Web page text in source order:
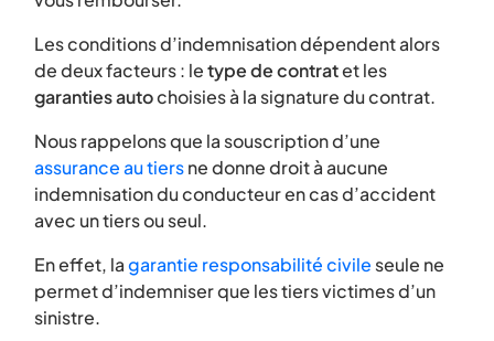
Les conditions d’indemnisation dépendent alors
de deux facteurs : letype de contratet les
garanties autochoisies à la signature du contrat.
Nous rappelons que la souscription d’une
assurance au tiersne donne droit à aucune
indemnisation du conducteur en cas d’accident
avec un tiers ou seul.
En effet, lagarantie responsabilité civile seule ne
permet d’indemniser que les tiers victimes d’un
sinistre.